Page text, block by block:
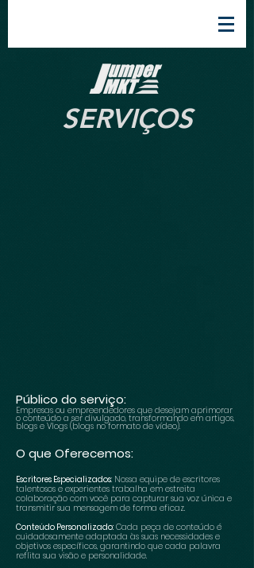
SERVIÇOS
Público do serviço:
Empresas ou empreendedores que desejam aprimorar
o conteúdo a ser divulgado, transformando em artigos,
blogs e Vlogs (blogs no formato de vídeo).
O que Oferecemos:
Escritores Especializados: Nossa equipe de escritores
talentosos e experientes trabalha em estreita
colaboração com você para capturar sua voz única e
transmitir sua mensagem de forma eficaz.
Conteúdo Personalizado: Cada peça de conteúdo é
cuidadosamente adaptada às suas necessidades e
objetivos específicos, garantindo que cada palavra
reflita sua visão e personalidade.